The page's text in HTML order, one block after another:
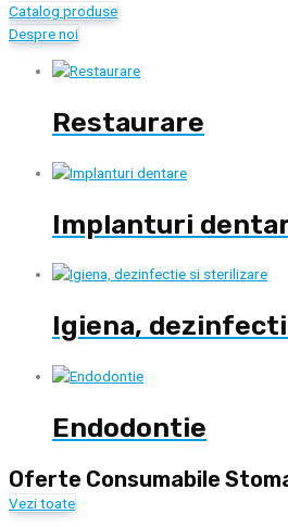
Catalog produse
Despre noi
Restaurare
Implanturi
Igiena,
Endodontie
Oferte Consumabile
Vezi toate